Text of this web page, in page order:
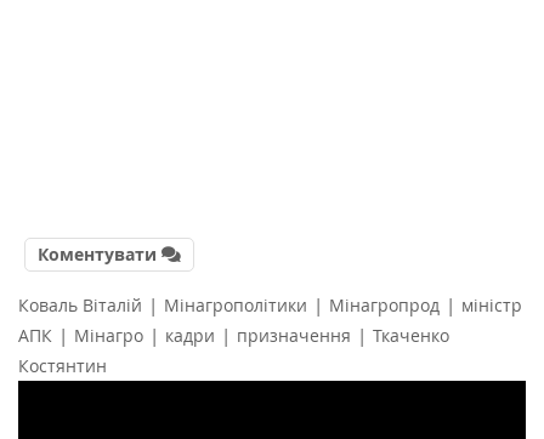
Коментувати
Коваль Віталій | Мінагрополітики | Мінагропрод | міністр
АПК | Мінагро | кадри | призначення | Ткаченко
Костянтин